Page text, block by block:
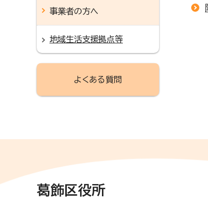
事業者の方へ
地域生活支援拠点等
よくある質問
葛飾区役所